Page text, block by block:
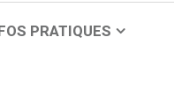
PRATIQUES